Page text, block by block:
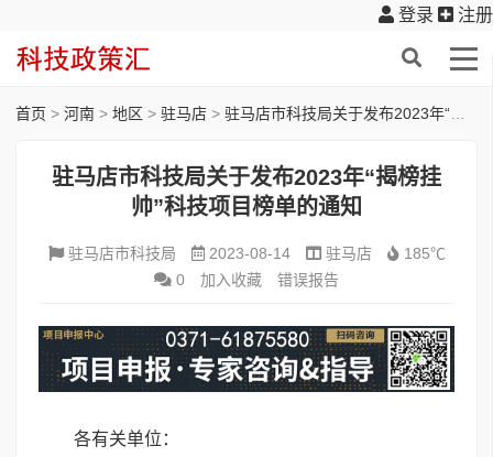
登录 注册
首页 > 河南 > 地区 > 驻马店 > 驻马店市科技局关于发布2023年“揭榜挂帅”科技项目榜单的通知
驻马店市科技局关于发布2023年“揭榜挂
帅”科技项目榜单的通知
驻马店市科技局 2023-08-14 驻马店
185℃
0
加入收藏 错误报告
各有关单位：